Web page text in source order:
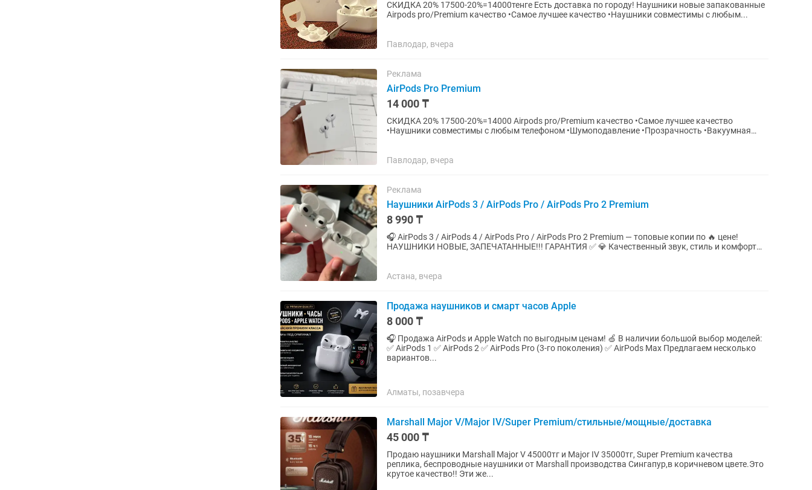
СКИДКА 20% 17500-20%=14000тенге Есть доставка по городу! Наушники новые запакованные
Airpods pro/Premium качество •Самое лучшее качество •Наушники совместимы с любым...
Павлодар, вчера
Реклама
AirPods Pro Premium
14 000 ₸
СКИДКА 20% 17500-20%=14000 Airpods pro/Premium качество •Самое лучшее качество
•Наушники совместимы с любым телефоном •Шумоподавление •Прозрачность •Вакуумная
Павлодар, вчера
Реклама
Наушники AirPods 3 / AirPods Pro / AirPods Pro 2 Premium
8 990 ₸
🎧 AirPods 3 / AirPods 4 / AirPods Pro / AirPods Pro 2 Premium — топовые копии по 🔥 цене!
НАУШНИКИ НОВЫЕ, ЗАПЕЧАТАННЫЕ!!! ГАРАНТИЯ ✅ 💎 Качественный звук, стиль и комфорт
Астана, вчера
Продажа наушников и смарт часов Apple
8 000 ₸
🎧 Продажа AirPods и Apple Watch по выгодным ценам! 🍏 В наличии большой выбор моделей:
✅ AirPods 1 ✅ AirPods 2 ✅ AirPods Pro (3-го поколения) ✅ AirPods Max Предлагаем несколько
вариантов...
Алматы, позавчера
Marshall Major V/Major IV/Super Premium/стильные/мощные/доставка
45 000 ₸
Продаю наушники Marshall Major V 45000тг и Major IV 35000тг, Super Premium качества
реплика, беспроводные наушники от Marshall производства Сингапур,в коричневом цвете.Это
крутое качество!! Эти же...